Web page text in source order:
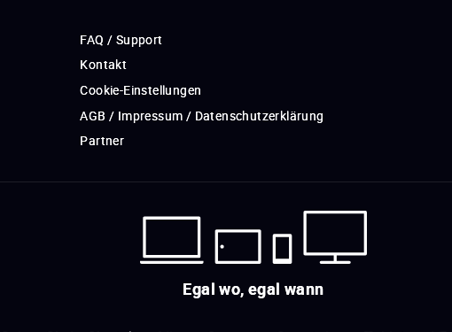
FAQ / Support
Kontakt
Cookie-Einstellungen
AGB / Impressum / Datenschutzerklärung
Partner
Egal wo, egal wann